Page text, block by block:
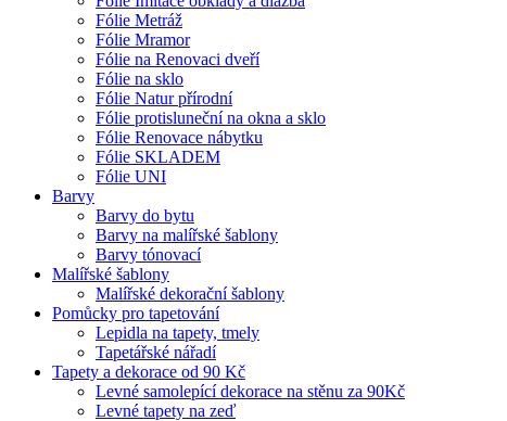
Fólie Metráž
Fólie Mramor
Fólie na Renovaci dveří
Fólie na sklo
Fólie Natur přírodní
Fólie protisluneční na okna a sklo
Fólie Renovace nábytku
Fólie SKLADEM
Fólie UNI
Barvy
Barvy do bytu
Barvy na malířské šablony
Barvy tónovací
Malířské šablony
Malířské dekorační šablony
Pomůcky pro tapetování
Lepidla na tapety, tmely
Tapetářské nářadí
Tapety a dekorace od 90 Kč
Levné samolepící dekorace na stěnu za 90Kč
Levné tapety na zeď